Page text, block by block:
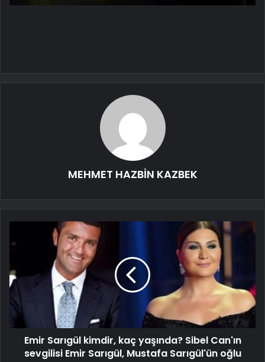
MEHMET HAZBİN KAZBEK
Emir Sarıgül kimdir, kaç yaşında? Sibel Can'ın
sevgilisi Emir Sarıgül, Mustafa Sarıgül'ün oğlu